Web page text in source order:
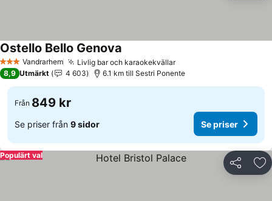
3 StjärnorVandrarhem Livlig bar och karaokekvällar
Ostello Bello Genova
8,9 Utmärkt 4 603 6.1 km till Sestri Ponente
Från 849 kr
Se priser från 9 sidor Se priser
Dela
Populärt val